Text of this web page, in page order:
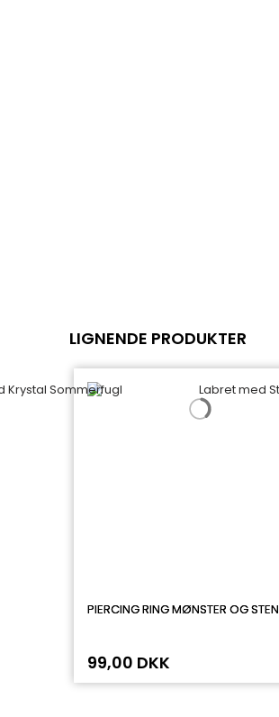
LIGNENDE PRODUKTER
PIERCING RING MØNSTER OG STEN
99,00 DKK